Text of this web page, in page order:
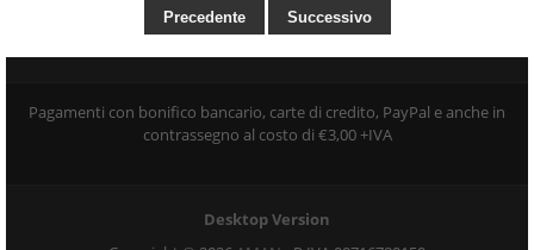
Precedente Successivo
Pagamenti con bonifico bancario, carte di credito, PayPal e anche in
contrassegno al costo di €3,00 +IVA
Desktop Version